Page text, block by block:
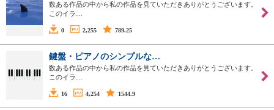
数ある作品の中から私の作品を見ていただきありがとうございます。
このイラ…
0 2,255 789.25
鍵盤・ピアノのシンプルな…
数ある作品の中から私の作品を見ていただきありがとうございます。
このイラ…
16 4,254 1544.9